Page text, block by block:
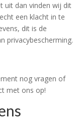
uit dan vinden wij dit
een klacht in te
dit is de
privacybescherming.
nog vragen of
met ons op!